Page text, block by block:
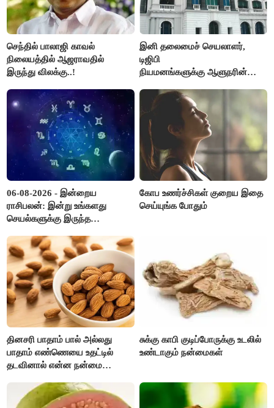
செந்தில் பாலாஜி காவல்
நிலையத்தில் ஆஜராவதில்
இருந்து விலக்கு..!
இனி தலைமைச் செயலாளர்,
டிஜிபி
நியமனங்களுக்கு ஆளுநரின்
தமிழ்நாடு அரசு அதிரடி..!
06-08-2026 - இன்றைய
ராசிபலன்: இன்று உங்களது
செயல்களுக்கு இருந்த
எதிர்பார்த்த உதவிகள் கிடைக்கும்.
பணவரத்து கூடும்..!
கோப உணர்ச்சிகள் குறைய இதை
செய்யுங்க போதும்
தினசரி பாதாம் பால் அல்லது
பாதாம் எண்ணெயை உதட்டில்
தடவினால் என்ன நன்மை
சுக்கு காபி குடிப்போருக்கு உடலில்
உண்டாகும் நன்மைகள்